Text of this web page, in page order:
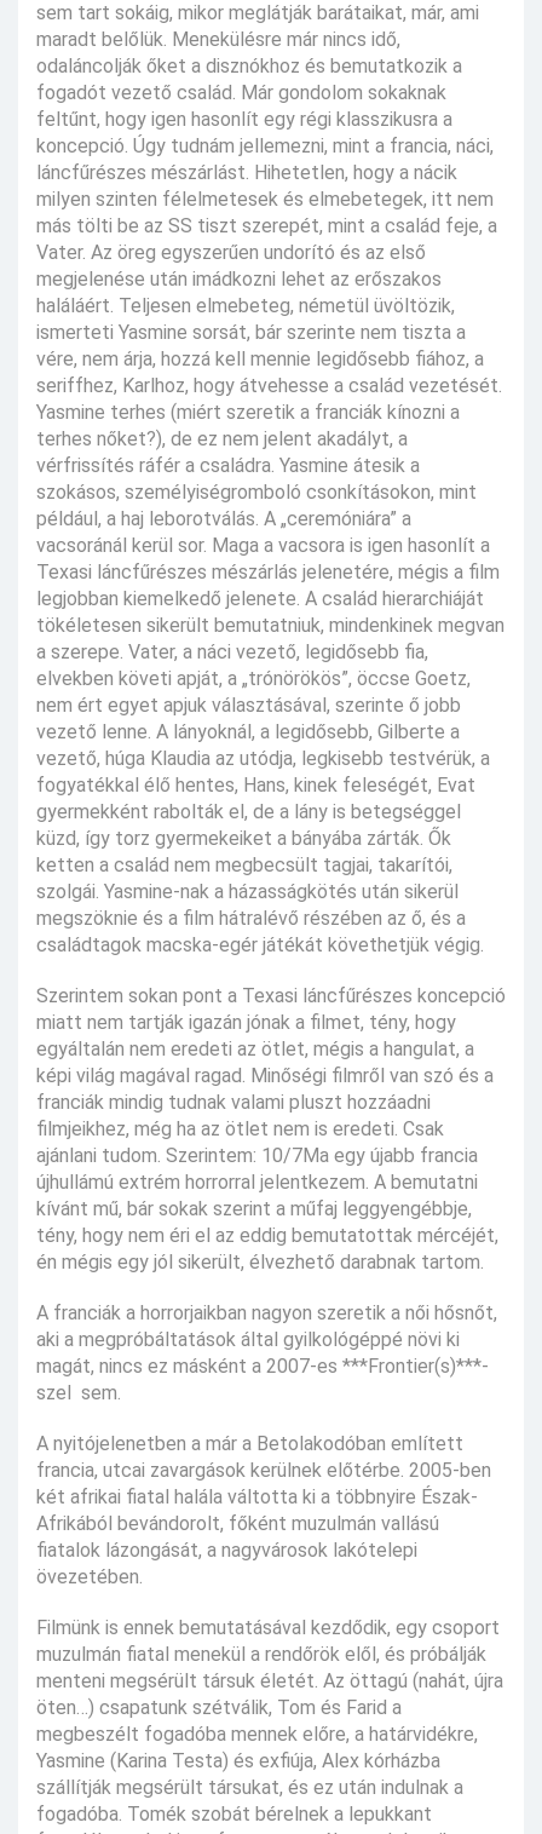
sem tart sokáig, mikor meglátják barátaikat, már, ami
maradt belőlük. Menekülésre már nincs idő,
odaláncolják őket a disznókhoz és bemutatkozik a
fogadót vezető család. Már gondolom sokaknak
feltűnt, hogy igen hasonlít egy régi klasszikusra a
koncepció. Úgy tudnám jellemezni, mint a francia, náci,
láncfűrészes mészárlást. Hihetetlen, hogy a nácik
milyen szinten félelmetesek és elmebetegek, itt nem
más tölti be az SS tiszt szerepét, mint a család feje, a
Vater. Az öreg egyszerűen undorító és az első
megjelenése után imádkozni lehet az erőszakos
haláláért. Teljesen elmebeteg, németül üvöltözik,
ismerteti Yasmine sorsát, bár szerinte nem tiszta a
vére, nem árja, hozzá kell mennie legidősebb fiához, a
seriffhez, Karlhoz, hogy átvehesse a család vezetését.
Yasmine terhes (miért szeretik a franciák kínozni a
terhes nőket?), de ez nem jelent akadályt, a
vérfrissítés ráfér a családra. Yasmine átesik a
szokásos, személyiségromboló csonkításokon, mint
például, a haj leborotválás. A „ceremóniára” a
vacsoránál kerül sor. Maga a vacsora is igen hasonlít a
Texasi láncfűrészes mészárlás jelenetére, mégis a film
legjobban kiemelkedő jelenete. A család hierarchiáját
tökéletesen sikerült bemutatniuk, mindenkinek megvan
a szerepe. Vater, a náci vezető, legidősebb fia,
elvekben követi apját, a „trónörökös”, öccse Goetz,
nem ért egyet apjuk választásával, szerinte ő jobb
vezető lenne. A lányoknál, a legidősebb, Gilberte a
vezető, húga Klaudia az utódja, legkisebb testvérük, a
fogyatékkal élő hentes, Hans, kinek feleségét, Evat
gyermekként rabolták el, de a lány is betegséggel
küzd, így torz gyermekeiket a bányába zárták. Ők
ketten a család nem megbecsült tagjai, takarítói,
szolgái. Yasmine-nak a házasságkötés után sikerül
megszöknie és a film hátralévő részében az ő, és a
családtagok macska-egér játékát követhetjük végig.
Szerintem sokan pont a Texasi láncfűrészes koncepció
miatt nem tartják igazán jónak a filmet, tény, hogy
egyáltalán nem eredeti az ötlet, mégis a hangulat, a
képi világ magával ragad. Minőségi filmről van szó és a
franciák mindig tudnak valami pluszt hozzáadni
filmjeikhez, még ha az ötlet nem is eredeti. Csak
ajánlani tudom. Szerintem: 10/7Ma egy újabb francia
újhullámú extrém horrorral jelentkezem. A bemutatni
kívánt mű, bár sokak szerint a műfaj leggyengébbje,
tény, hogy nem éri el az eddig bemutatottak mércéjét,
én mégis egy jól sikerült, élvezhető darabnak tartom.
A franciák a horrorjaikban nagyon szeretik a női hősnőt,
aki a megpróbáltatások által gyilkológéppé növi ki
magát, nincs ez másként a 2007-es ***Frontier(s)***-
szel sem.
A nyitójelenetben a már a Betolakodóban említett
francia, utcai zavargások kerülnek előtérbe. 2005-ben
két afrikai fiatal halála váltotta ki a többnyire Észak-
Afrikából bevándorolt, főként muzulmán vallású
fiatalok lázongását, a nagyvárosok lakótelepi
övezetében.
Filmünk is ennek bemutatásával kezdődik, egy csoport
muzulmán fiatal menekül a rendőrök elől, és próbálják
menteni megsérült társuk életét. Az öttagú (nahát, újra
öten…) csapatunk szétválik, Tom és Farid a
megbeszélt fogadóba mennek előre, a határvidékre,
Yasmine (Karina Testa) és exfiúja, Alex kórházba
szállítják megsérült társukat, és ez után indulnak a
fogadóba. Tomék szobát bérelnek a lepukkant